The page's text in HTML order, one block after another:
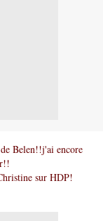
Belen!!j'ai encore
sur HDP!